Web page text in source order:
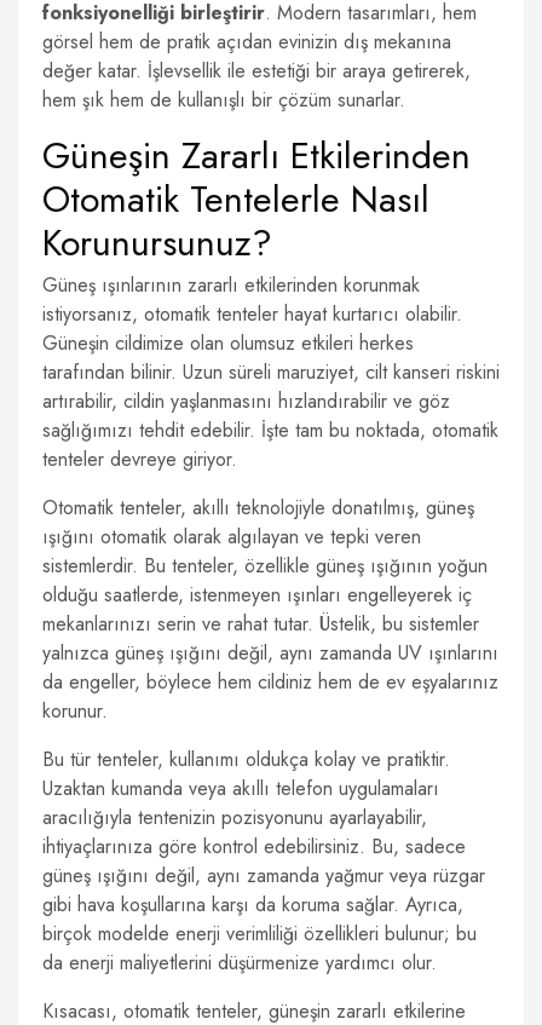
fonksiyonelliği birleştirir. Modern tasarımları, hem
görsel hem de pratik açıdan evinizin dış mekanına
değer katar. İşlevsellik ile estetiği bir araya getirerek,
hem şık hem de kullanışlı bir çözüm sunarlar.
Güneşin Zararlı Etkilerinden
Otomatik Tentelerle Nasıl
Korunursunuz?
Güneş ışınlarının zararlı etkilerinden korunmak
istiyorsanız, otomatik tenteler hayat kurtarıcı olabilir.
Güneşin cildimize olan olumsuz etkileri herkes
tarafından bilinir. Uzun süreli maruziyet, cilt kanseri riskini
artırabilir, cildin yaşlanmasını hızlandırabilir ve göz
sağlığımızı tehdit edebilir. İşte tam bu noktada, otomatik
tenteler devreye giriyor.
Otomatik tenteler, akıllı teknolojiyle donatılmış, güneş
ışığını otomatik olarak algılayan ve tepki veren
sistemlerdir. Bu tenteler, özellikle güneş ışığının yoğun
olduğu saatlerde, istenmeyen ışınları engelleyerek iç
mekanlarınızı serin ve rahat tutar. Üstelik, bu sistemler
yalnızca güneş ışığını değil, aynı zamanda UV ışınlarını
da engeller, böylece hem cildiniz hem de ev eşyalarınız
korunur.
Bu tür tenteler, kullanımı oldukça kolay ve pratiktir.
Uzaktan kumanda veya akıllı telefon uygulamaları
aracılığıyla tentenizin pozisyonunu ayarlayabilir,
ihtiyaçlarınıza göre kontrol edebilirsiniz. Bu, sadece
güneş ışığını değil, aynı zamanda yağmur veya rüzgar
gibi hava koşullarına karşı da koruma sağlar. Ayrıca,
birçok modelde enerji verimliliği özellikleri bulunur; bu
da enerji maliyetlerini düşürmenize yardımcı olur.
Kısacası, otomatik tenteler, güneşin zararlı etkilerine